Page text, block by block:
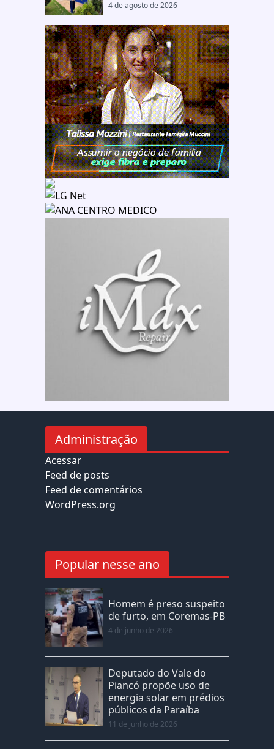
4 de agosto de 2026
Administração
Acessar
Feed de posts
Feed de comentários
WordPress.org
Popular nesse ano
Homem é preso suspeito
de furto, em Coremas-PB
4 de junho de 2026
Deputado do Vale do
Piancó propõe uso de
energia solar em prédios
públicos da Paraíba
11 de junho de 2026